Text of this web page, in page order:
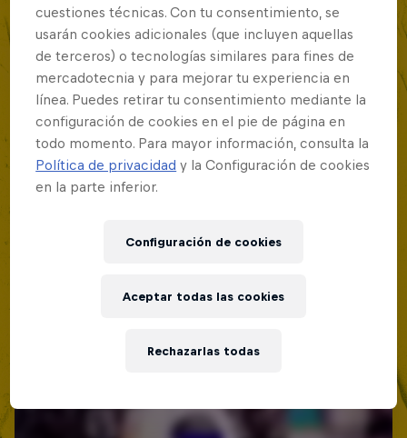
Red Bull Batalla Final Torneo de Plazas
2026
19 Septiembre 2026
Lima, Peru
cuestiones técnicas. Con tu consentimiento, se
usarán cookies adicionales (que incluyen aquellas
de terceros) o tecnologías similares para fines de
mercadotecnia y para mejorar tu experiencia en
línea. Puedes retirar tu consentimiento mediante la
configuración de cookies en el pie de página en
todo momento. Para mayor información, consulta la
Política de privacidad y la Configuración de cookies
en la parte inferior.
Configuración de cookies
Rechazarlas todas
Aceptar todas las cookies